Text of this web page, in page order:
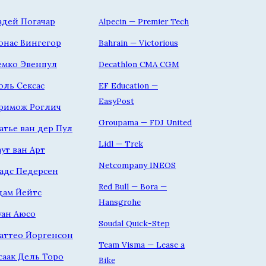
Погачар
Вингегор
Эвенпул
Сексас
Роглич
ван дер Пул
ван Арт
Педерсен
Йейтс
Аюсо
Йоргенсон
Дель Торо
Alpecin — Premier Tech
Bahrain — Victorious
Decathlon CMA CGM
EF Education —
EasyPost
Groupama — FDJ United
Lidl — Trek
Netcompany INEOS
Red Bull — Bora —
Hansgrohe
Soudal Quick-Step
Team Visma — Lease a
Bike